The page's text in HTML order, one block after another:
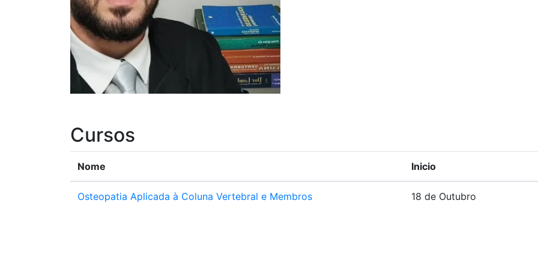
Cursos
Nome Inicio
Osteopatia Aplicada à Coluna Vertebral e Membros 18 de Outubro